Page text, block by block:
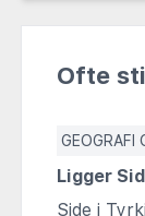
Ofte
GEOGRAFI
Ligger
Side i